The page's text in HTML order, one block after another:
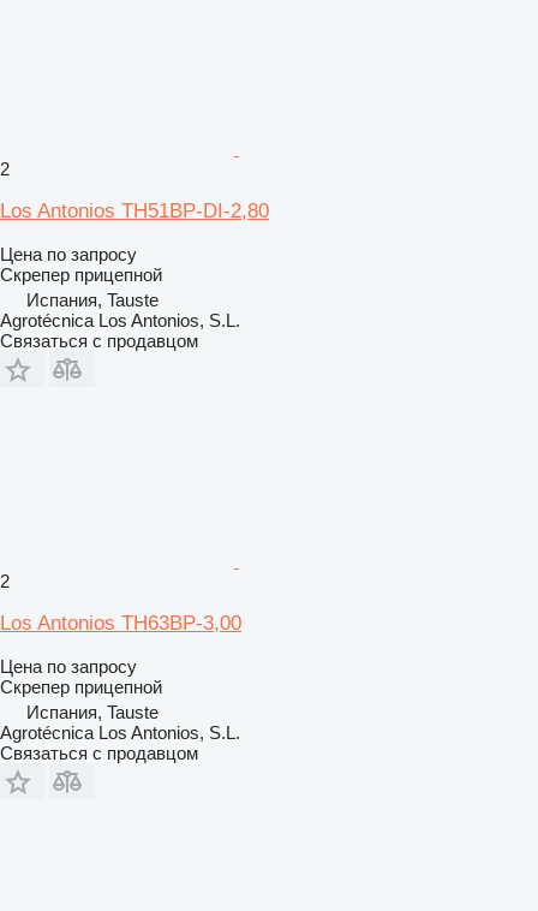
2
Los Antonios TH51BP-DI-2,80
Цена по запросу
Скрепер прицепной
Испания, Tauste
Agrotécnica Los Antonios, S.L.
Связаться с продавцом
2
Los Antonios TH63BP-3,00
Цена по запросу
Скрепер прицепной
Испания, Tauste
Agrotécnica Los Antonios, S.L.
Связаться с продавцом